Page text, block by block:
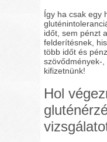
Így ha csak egy
időt, sem pénzt
felderítésnek,
több időt és
szövődmények-
kifizetnünk!
Hol